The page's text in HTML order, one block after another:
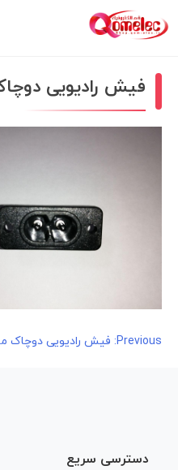
فیش رادیویی
راهبری
Previous: فیش رادیویی دوچاک
دسترسی سریع